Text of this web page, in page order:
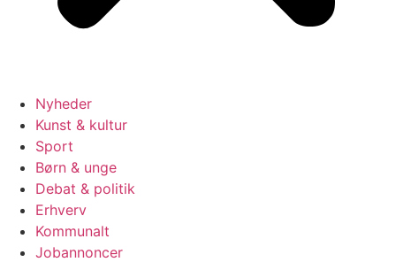
Nyheder
Kunst & kultur
Sport
Børn & unge
Debat & politik
Erhverv
Kommunalt
Jobannoncer